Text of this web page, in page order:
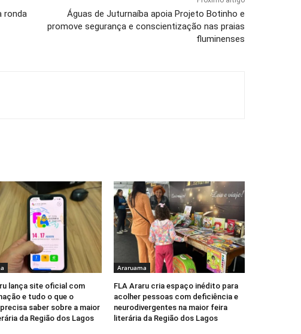
ronda
Águas de Juturnaíba apoia Projeto Botinho e
promove segurança e conscientização nas praias
fluminenses
lança site oficial com
e tudo o que o
saber sobre a maior
da Região dos Lagos
Araruama
FLA Araru cria espaço inédito para
acolher pessoas com deficiência e
neurodivergentes na maior feira
literária da Região dos Lagos